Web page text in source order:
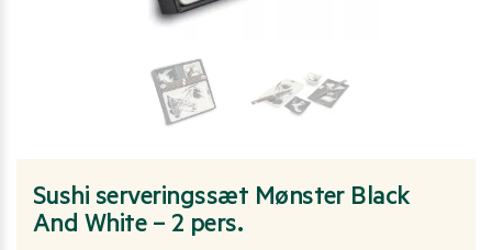
Sushi serveringssæt Mønster Black
And White – 2 pers.